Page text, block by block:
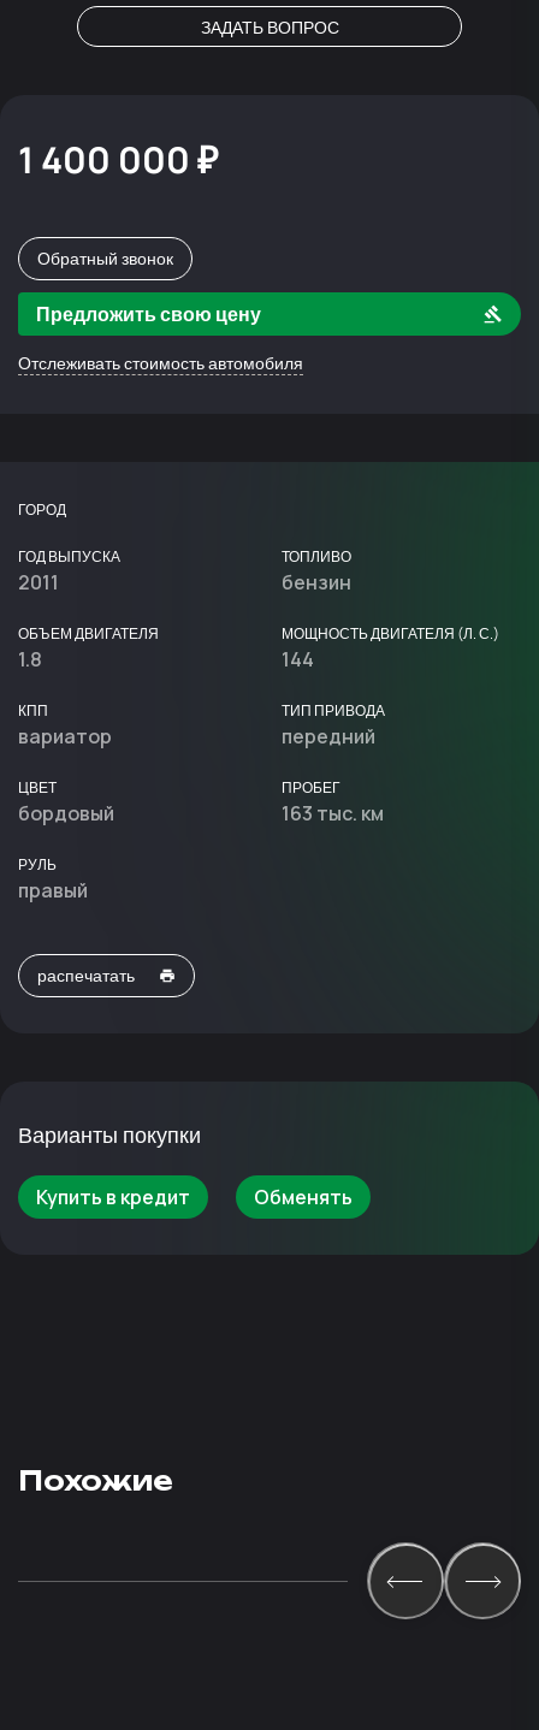
ЗАДАТЬ ВОПРОС
1 400 000 ₽
Обратный звонок
Предложить свою цену
Отслеживать стоимость автомобиля
ГОРОД
ГОД ВЫПУСКА
2011
ТОПЛИВО
бензин
ОБЪЕМ ДВИГАТЕЛЯ
1.8
МОЩНОСТЬ ДВИГАТЕЛЯ (Л. С.)
144
КПП
вариатор
ТИП ПРИВОДА
передний
ЦВЕТ
бордовый
ПРОБЕГ
163 тыс. км
РУЛЬ
правый
распечатать
Варианты покупки
Купить в кредит Обменять
Похожие